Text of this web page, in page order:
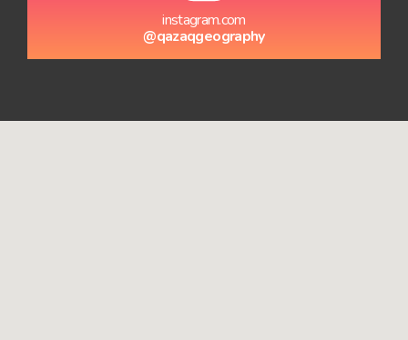
instagram.com
@qazaqgeography